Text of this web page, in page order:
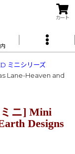
カート
ミニシリーズ
Lane-Heaven and
ニ] Mini
Designs